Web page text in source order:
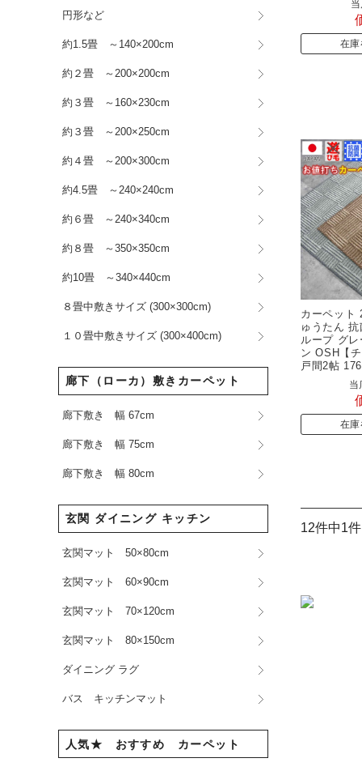
在庫
カーペット
ゅうたん
ループ グ
ン OSH【
戸間2帖
当
在庫
12件中1
円形など
約1.5畳 ～140×200cm
約２畳 ～200×200cm
約３畳 ～160×230cm
約３畳 ～200×250cm
約４畳 ～200×300cm
約4.5畳 ～240×240cm
約６畳 ～240×340cm
約８畳 ～350×350cm
約10畳 ～340×440cm
８畳中敷きサイズ (300×300cm)
１０畳中敷きサイズ (300×400cm)
廊下（ローカ）敷きカーペット
廊下敷き 幅 67cm
廊下敷き 幅 75cm
廊下敷き 幅 80cm
玄関 ダイニング キッチン
玄関マット 50×80cm
玄関マット 60×90cm
玄関マット 70×120cm
玄関マット 80×150cm
ダイニング ラグ
バス キッチンマット
人気★ おすすめ カーペット